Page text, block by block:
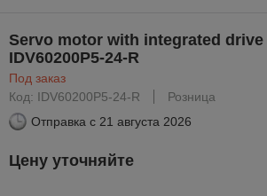
Servo motor with integrated
IDV60200P5-24-R
Под заказ
Код: IDV60200P5-24-R
Розница
Отправка с 21 августа 2026
Цену уточняйте